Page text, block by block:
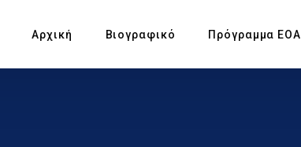
Αρχική Βιογραφικό Πρόγραμμα ΕΟΑ